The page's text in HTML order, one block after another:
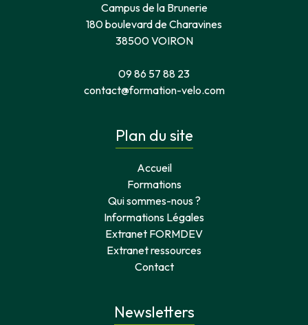
Campus de la Brunerie
180 boulevard de Charavines
38500 VOIRON
09 86 57 88 23
contact@formation-velo.com
Plan du site
Accueil
Formations
Qui sommes-nous ?
Informations Légales
Extranet FORMDEV
Extranet ressources
Contact
Newsletters